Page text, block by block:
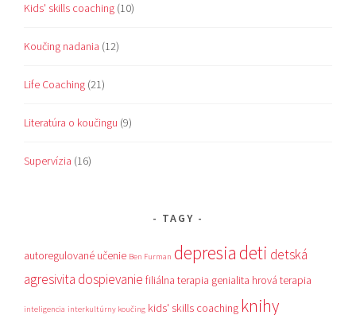
Kids' skills coaching (10)
Koučing nadania (12)
Life Coaching (21)
Literatúra o koučingu (9)
Supervízia (16)
TAGY
autoregulované učenie Ben Furman depresiadeti detská
agresivita dospievanie filiálna terapia genialita hrová terapia
inteligencia interkultúrny koučing kids' skills coaching knihy